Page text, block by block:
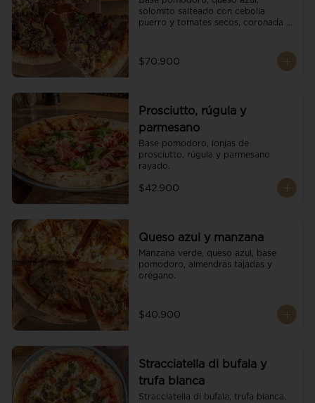
solomito salteado con cebolla
puerro y tomates secos, coronada
$70.900
Prosciutto, rúgula y
parmesano
Base pomodoro, lonjas de
prosciutto, rúgula y parmesano
rayado.
$42.900
Queso azul y manzana
Manzana verde, queso azul, base
pomodoro, almendras tajadas y
orégano.
$40.900
Stracciatella di bufala y
trufa blanca
Stracciatella di bufala, trufa blanca,